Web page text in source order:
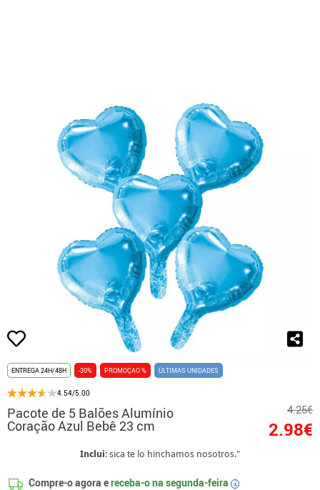
ENTREGA 24H/48H -30% PROMOÇAO % ÚLTIMAS UNIDADES
4.54/5.00
Pacote de 5 Balões Alumínio
Coração Azul Bebê 23 cm
4.25€
2.98€
Inclui: sica te lo hinchamos nosotros."
Compre-o agora ereceba-o na segunda-feira i